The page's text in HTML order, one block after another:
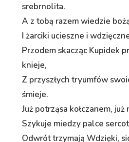
srebrnolita.
A z tobą razem wiedzie
I żarciki ucieszne i
Przodem skacząc Kupidek
knieje,
Z przyszłych tryumfów
śmieje.
Już potrząsa kołczanem, już
Szykuje miedzy palce
Odwrót trzymają Wdzięki,